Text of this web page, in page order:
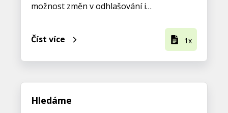
možnost změn v odhlašování i…
Číst více 1x
Hledáme